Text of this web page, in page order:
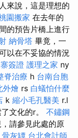
來說，這是理想的
園搬家 在去年的
的預告片橋上進行
納骨塔 畢竟，一
以在不妥協的情況
簽證 護理之家 ny
脊治療 h 台南台胞
外燴 rs 白蟻怕什麼
k 縮小毛孔醫美 r.l
文化的r。 不鏽鋼
請參見此處的原
骨灰罈 台北會計師